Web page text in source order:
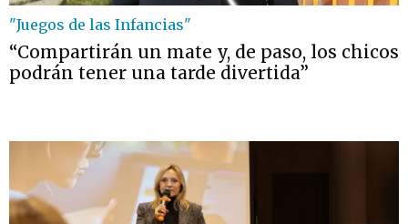
"Juegos de las Infancias"
“Compartirán un mate y, de paso, los chicos
podrán tener una tarde divertida”